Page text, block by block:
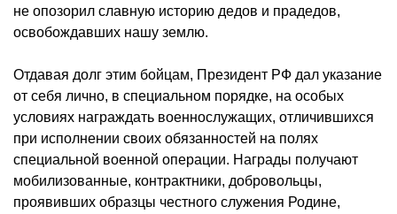
не опозорил славную историю дедов и прадедов,
освобождавших нашу землю.
Отдавая долг этим бойцам, Президент РФ дал указание
от себя лично, в специальном порядке, на особых
условиях награждать военнослужащих, отличившихся
при исполнении своих обязанностей на полях
специальной военной операции. Награды получают
мобилизованные, контрактники, добровольцы,
проявивших образцы честного служения Родине,